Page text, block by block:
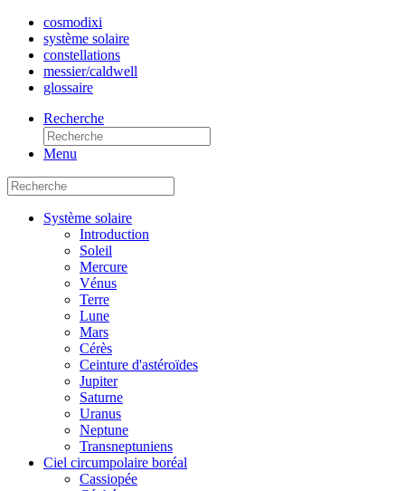
cosmodixi
système solaire
constellations
messier/caldwell
glossaire
Recherche
Menu
Système solaire
Introduction
Soleil
Mercure
Vénus
Terre
Lune
Mars
Cérès
Ceinture d'astéroïdes
Jupiter
Saturne
Uranus
Neptune
Transneptuniens
Ciel circumpolaire boréal
Cassiopée